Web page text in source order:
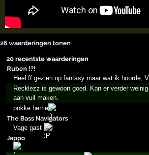
26 waarderingen tonen
20 recentste waarderingen
Ruben !?!
Heel ff gezien op fantasy maar wat ik hoorde,
Recklezz is gewoon goed. Kan er verder
aan vuil maken.
pokke herrie
The Bass Navigators
Vage gast
!
Jappo